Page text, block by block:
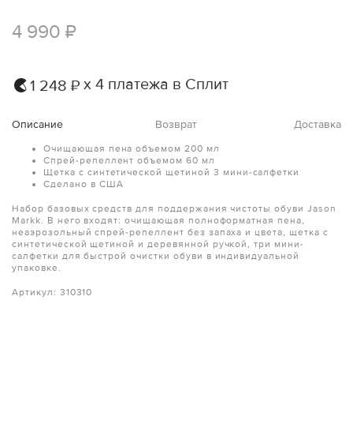
4 990 ₽
1 248 ₽ х 4 платежа в Сплит
Описание Возврат Доставка
Очищающая пена объемом 200 мл
Спрей-репеллент объемом 60 мл
Щетка с синтетической щетиной 3 мини-салфетки
Сделано в США
Набор базовых средств для поддержания чистоты обуви Jason
Markk. В него входят: очищающая полноформатная пена,
неаэрозольный спрей-репеллент без запаха и цвета, щетка с
синтетической щетиной и деревянной ручкой, три мини-
салфетки для быстрой очистки обуви в индивидуальной
упаковке.
Артикул: 310310